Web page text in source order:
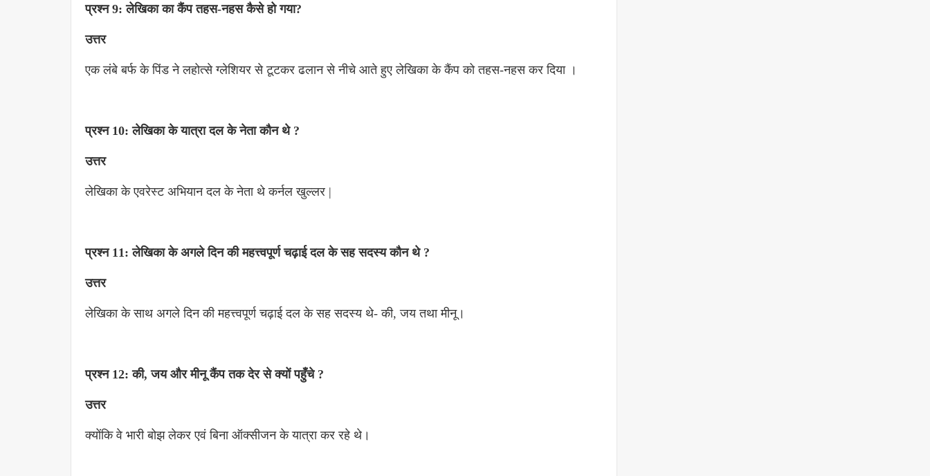
प्रश्न 9: लेखिका का कैंप तहस-नहस कैसे हो गया?
उत्तर
एक लंबे बर्फ के पिंड ने लहोत्से ग्लेशियर से टूटकर ढलान से नीचे आते हुए लेखिका के कैंप को तहस-नहस कर दिया ।
प्रश्न 10: लेखिका के यात्रा दल के नेता कौन थे ?
उत्तर
लेखिका के एवरेस्ट अभियान दल के नेता थे कर्नल खुल्लर |
प्रश्न 11: लेखिका के अगले दिन की महत्त्वपूर्ण चढ़ाई दल के सह सदस्य कौन थे ?
उत्तर
लेखिका के साथ अगले दिन की महत्त्वपूर्ण चढ़ाई दल के सह सदस्य थे- की, जय तथा मीनू।
प्रश्न 12: की, जय और मीनू कैंप तक देर से क्यों पहुँचे ?
उत्तर
क्योंकि वे भारी बोझ लेकर एवं बिना ऑक्सीजन के यात्रा कर रहे थे।